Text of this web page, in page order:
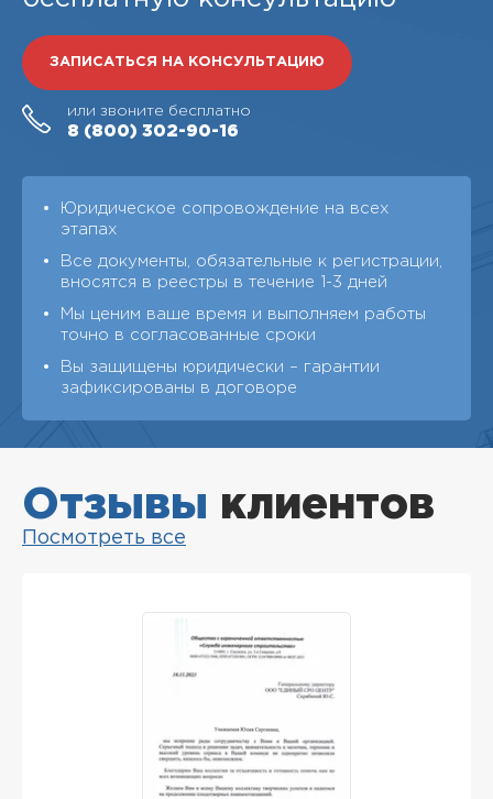
ЗАПИСАТЬСЯ НА КОНСУЛЬТАЦИЮ
или звоните бесплатно
8 (800) 302-90-16
Юридическое сопровождение на всех
этапах
Все документы, обязательные к регистрации,
вносятся в реестры в течение 1-3 дней
Мы ценим ваше время и выполняем работы
точно в согласованные сроки
Вы защищены юридически – гарантии
зафиксированы в договоре
Отзывы клиентов
Посмотреть все